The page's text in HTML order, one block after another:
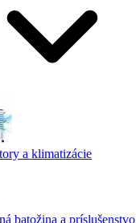
a klimatizácie
batožina a príslušenstvo